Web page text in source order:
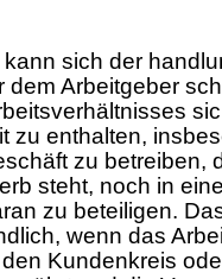
kann sich der
Arbeitgeber
zu enthalten,
zu betreiben,
steht, noch in
zu beteiligen.
wenn das
Kundenkreis